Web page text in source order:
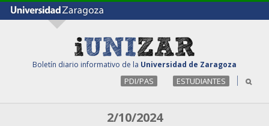
Boletín diario informativo de la Universidad de Zaragoza
PDI/PAS ESTUDIANTES
2/10/2024